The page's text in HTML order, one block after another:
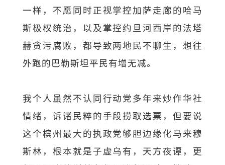
一样，不愿同时正视掌控加萨走廊的哈马
斯极权统治，以及掌控约旦河西岸的法塔
赫贪污腐败，都导致两地民不聊生，想往
外跑的巴勒斯坦平民有增无减。
我个人虽然不认同行动党多年来炒作华社
情绪，诉诸民粹的手段捞取选票，但要说
这个槟州最大的执政党够胆边缘化马来穆
斯林，根本就是子虚乌有，天方夜谭，更